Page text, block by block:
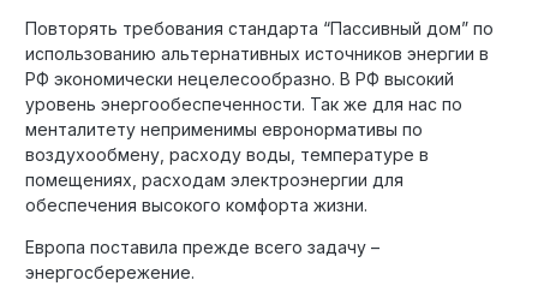
Повторять требования стандарта “Пассивный дом” по
использованию альтернативных источников энергии в
РФ экономически нецелесообразно. В РФ высокий
уровень энергообеспеченности. Так же для нас по
менталитету неприменимы евронормативы по
воздухообмену, расходу воды, температуре в
помещениях, расходам электроэнергии для
обеспечения высокого комфорта жизни.
Европа поставила прежде всего задачу –
энергосбережение.